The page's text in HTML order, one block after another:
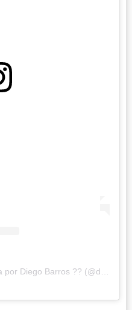
Uma publicação compartilhada por Diego Barros ?? (@diego_rodrigob)